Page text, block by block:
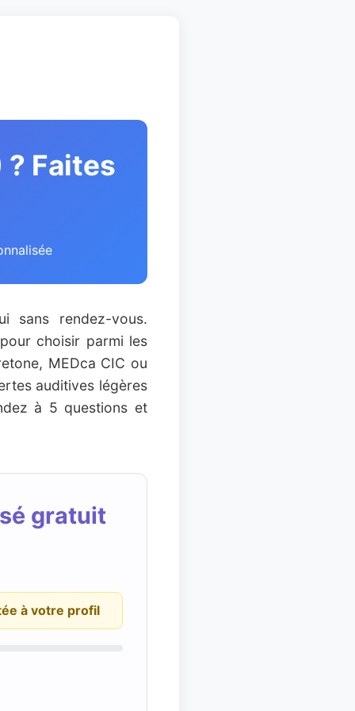
? Faites
sans rendez-vous.
choisir parmi les
MEDca CIC ou
auditives légères
à 5 questions et
gratuit
à votre profil